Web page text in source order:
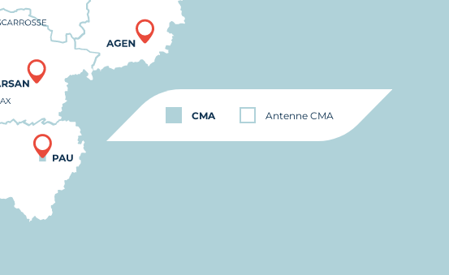
CMA Antenne CMA